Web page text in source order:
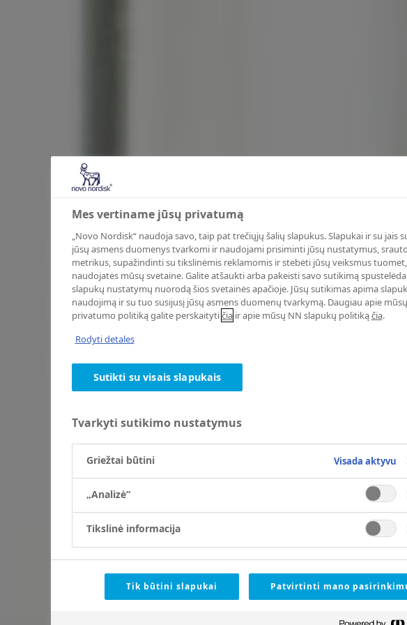
Mes vertiname jūsų privatumą
„Novo Nordisk“ naudoja savo, taip pat trečiųjų šalių slapukus. Slapukai ir su jais
jūsų asmens duomenys tvarkomi ir naudojami prisiminti jūsų nustatymus,
metrikus, supažindinti su tikslinėmis reklamomis ir stebėti jūsų veiksmus
naudojatės mūsų svetaine. Galite atšaukti arba pakeisti savo sutikimą
slapukų nustatymų nuorodą šios svetainės apačioje. Jūsų sutikimas apima
naudojimą ir su tuo susijusį jūsų asmens duomenų tvarkymą. Daugiau apie
privatumo politiką galite perskaitytičiair apie mūsų NN slapukų politikąčia.
Rodyti detales
Sutikti su visais slapukais
Tvarkyti sutikimo nustatymus
Griežtai būtini Visada aktyvu
„Analizė“
Tikslinė informacija
Tik būtini slapukai Patvirtinti mano